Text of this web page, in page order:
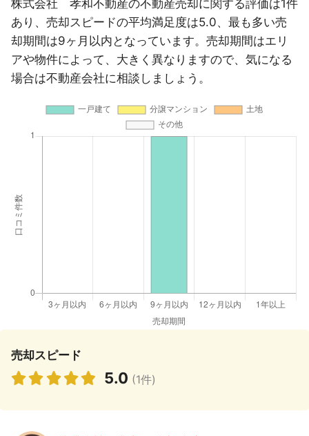
株式会社 孝和不動産の不動産売却に関する評価は1件
あり、売却スピードの平均満足度は5.0、最も多い売
却期間は9ヶ月以内となっています。売却期間はエリ
アや物件によって、大きく異なりますので、気になる
場合は不動産会社に相談しましょう。
売却スピード
5.0 (1件)